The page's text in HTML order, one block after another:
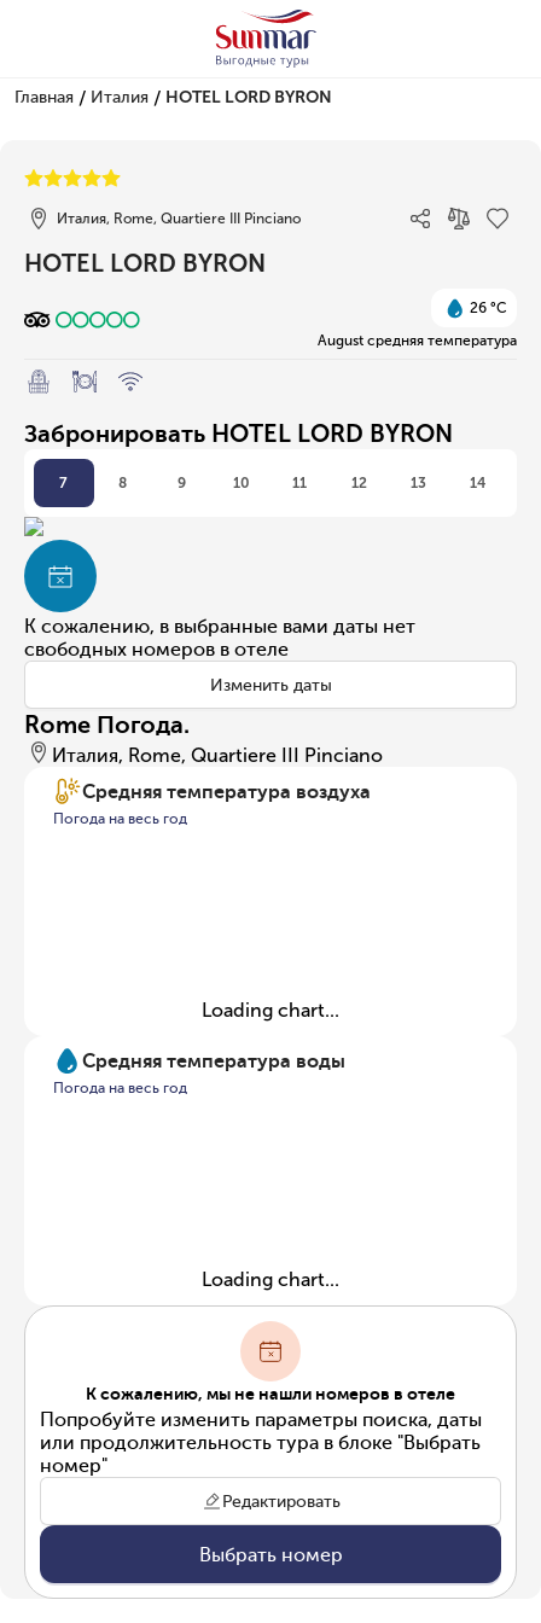
Главная / Италия / HOTEL LORD BYRON
Италия, Rome, Quartiere III Pinciano
HOTEL LORD BYRON
26 °C
August средняя температура
Забронировать HOTEL LORD BYRON
7 8 9 10 11 12 13 14
К сожалению, в выбранные вами даты нет
свободных номеров в отеле
Изменить даты
Rome Погода.
Италия, Rome, Quartiere III Pinciano
Средняя температура воздуха
Погода на весь год
Loading chart...
Средняя температура воды
Погода на весь год
Loading chart...
К сожалению, мы не нашли номеров в отеле
Попробуйте изменить параметры поиска, даты
или продолжительность тура в блоке "Выбрать
номер"
Редактировать
Выбрать номер